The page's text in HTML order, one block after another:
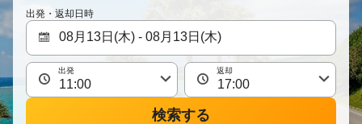
出発・返却日時
出発 返却
検索する